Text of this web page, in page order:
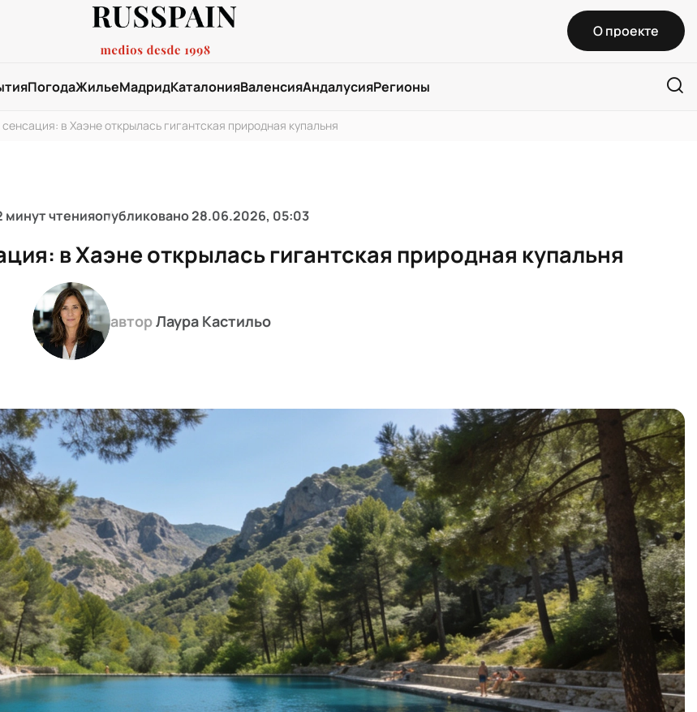
О проекте
ПогодаЖильеМадридКаталонияВаленсияАндалусияРегионы
в Хаэне открылась гигантская природная купальня
минут чтенияопубликовано28.06.2026, 05:03
в Хаэне открылась гигантская природная купальня
авторЛаура Кастильо